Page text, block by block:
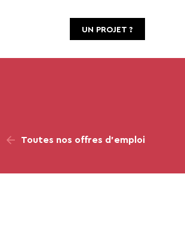
UN PROJET ?
Toutes nos offres d’emploi